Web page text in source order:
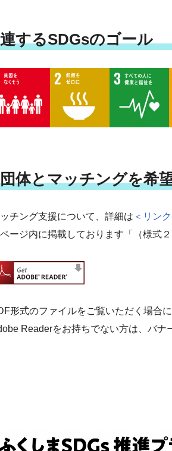
するSDGsのゴール
体とマッチングを希
チング支援について、詳細は ＜リン
ージ内に掲載しております「（様式
形式のファイルをご覧いただく場合
Readerをお持ちでない方は、バナ